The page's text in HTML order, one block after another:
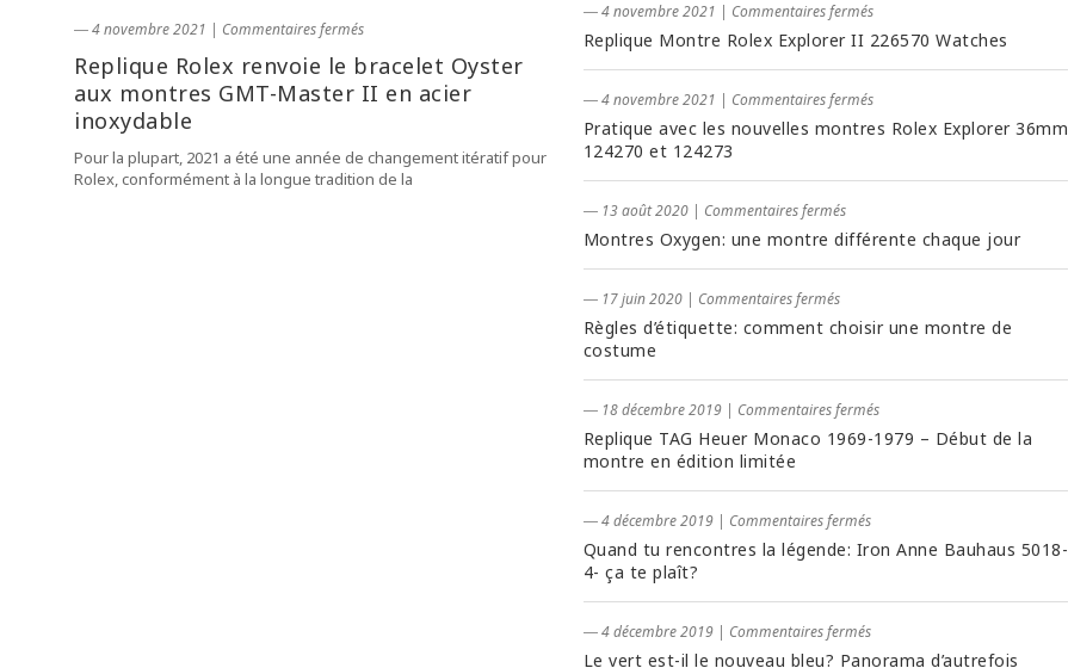
― 4 novembre 2021 | Commentaires fermés
Replique Rolex renvoie le bracelet Oyster
aux montres GMT-Master II en acier
inoxydable
Pour la plupart, 2021 a été une année de changement itératif pour
Rolex, conformément à la longue tradition de la
― 4 novembre 2021 | Commentaires fermés
Replique Montre Rolex Explorer II 226570 Watches
― 4 novembre 2021 | Commentaires fermés
Pratique avec les nouvelles montres Rolex Explorer 36mm
124270 et 124273
― 13 août 2020 | Commentaires fermés
Montres Oxygen: une montre différente chaque jour
― 17 juin 2020 | Commentaires fermés
Règles d’étiquette: comment choisir une montre de
costume
― 18 décembre 2019 | Commentaires fermés
Replique TAG Heuer Monaco 1969-1979 – Début de la
montre en édition limitée
― 4 décembre 2019 | Commentaires fermés
Quand tu rencontres la légende: Iron Anne Bauhaus 5018-
4- ça te plaît?
― 4 décembre 2019 | Commentaires fermés
Le vert est-il le nouveau bleu? Panorama d’autrefois